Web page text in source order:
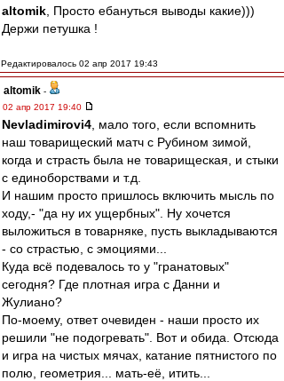
altomik , Просто ебануться выводы какие)))
Держи петушка !
Редактировалось 02 апр 2017 19:43
altomik -
02 апр 2017 19:40
Nevladimirovi4 , мало того, если вспомнить
наш товарищеский матч с Рубином зимой,
когда и страсть была не товарищеская, и стыки
с единоборствами и т.д.
И нашим просто пришлось включить мысль по
ходу,- "да ну их ущербных". Ну хочется
выложиться в товарняке, пусть выкладываются
- со страстью, с эмоциями...
Куда всё подевалось то у "гранатовых"
сегодня? Где плотная игра с Данни и
Жулиано?
По-моему, ответ очевиден - наши просто их
решили "не подогревать". Вот и обида. Отсюда
и игра на чистых мячах, катание пятнистого по
полю, геометрия... мать-её, итить...